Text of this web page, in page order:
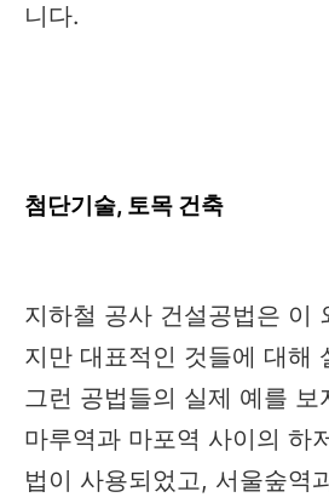
니다.
첨단기술, 토목 건축
지하철 공사 건설공법은 이
지만 대표적인 것들에 대해
그런 공법들의 실제 예를 보
마루역과 마포역 사이의 하
법이 사용되었고, 서울숲역